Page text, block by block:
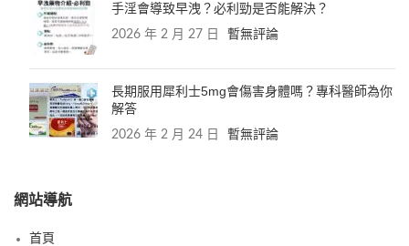
手淫會導致早洩？必利勁是否能解決？
2026 年 2 月 27 日 暫無評論
長期服用犀利士5mg會傷害身體嗎？專科醫師為你
解答
2026 年 2 月 24 日 暫無評論
網站導航
首頁